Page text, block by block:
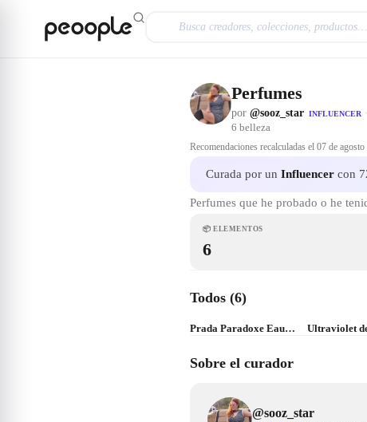
Perfumes
por @sooz_star INFLUENCER ·
6 belleza
Recomendaciones recalculadas el 07 de
Curada por un Influencer con
Perfumes que he probado o he
📦 ELEMENTOS
6
Todos (6)
Prada Paradoxe Eau de Parfum para Mujer
Sobre el curador
@sooz_star